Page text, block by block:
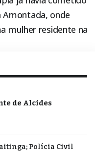
Amontada, onde
mulher residente na
de Alcides
Polícia Civil